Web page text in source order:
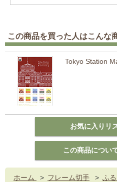
この商品を買った人はこんな
Tokyo Station
ホーム > フレーム切手 > ふ